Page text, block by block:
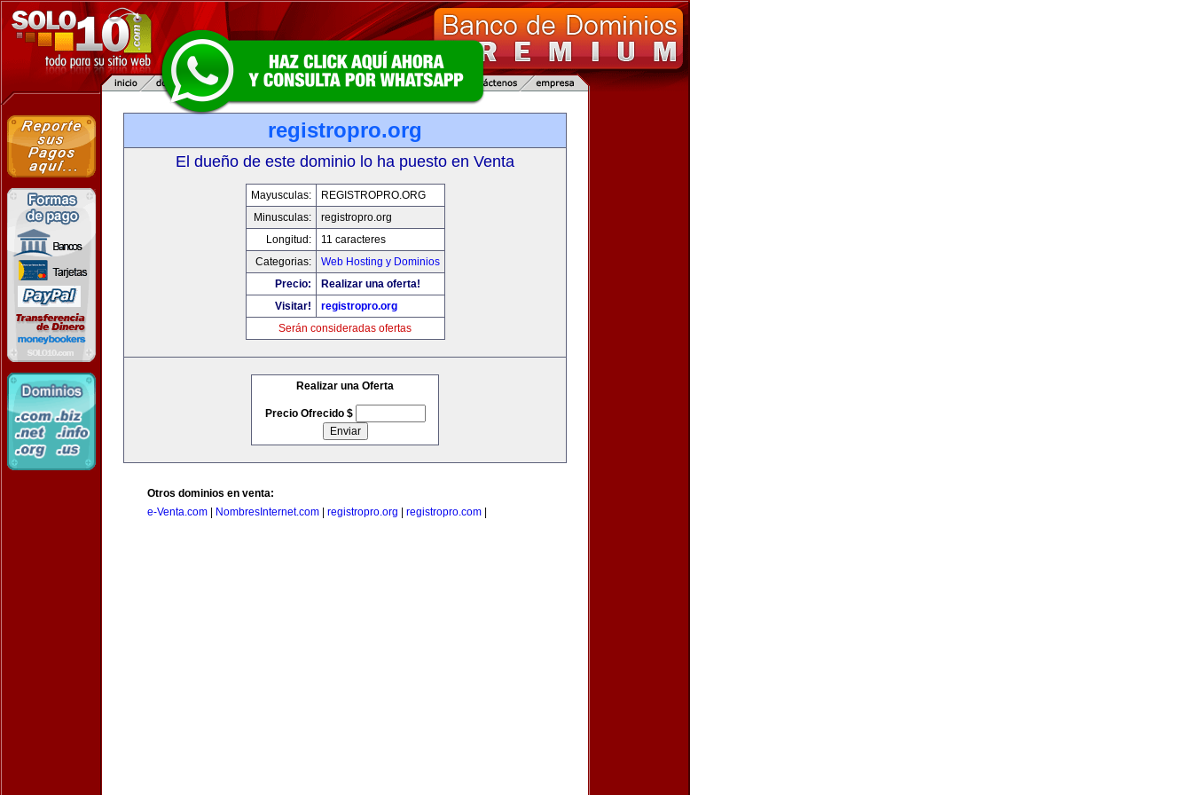
registropro.org
El dueño de este dominio lo ha puesto en Venta
Mayusculas:
REGISTROPRO.ORG
Minusculas:
registropro.org
Longitud:
11 caracteres
Categorias:
Web Hosting y Dominios
Precio:
Realizar una oferta!
Visitar!
registropro.org
Serán consideradas ofertas
Realizar una Oferta
Precio Ofrecido $
Otros dominios en venta:
e-Venta.com
NombresInternet.com registropro.org registropro.com